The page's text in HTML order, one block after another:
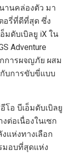
านคล่องตัว มา
อรี่ที่ดีที่สุด ซึ่ง
มดับเบิลยู iX ใน
Adventure
การผจญภัย ผสม
บการขับขี่แบบ
โอ บีเอ็มดับเบิลยู
ต่อเนื่องในเซก
แห่งทางเลือก
มอบที่สุดแห่ง